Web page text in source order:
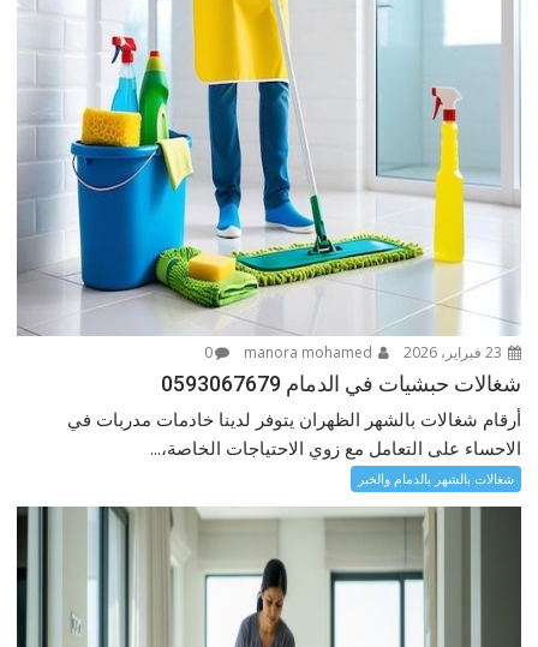
0
شغالات حبشيات في الدمام 0593067679
أرقام شغالات بالشهر الظهران يتوفر لدينا خادمات مدربات في
الاحساء على التعامل مع زوي الاحتياجات الخاصة،...
شغالات بالشهر بالدمام والخبر